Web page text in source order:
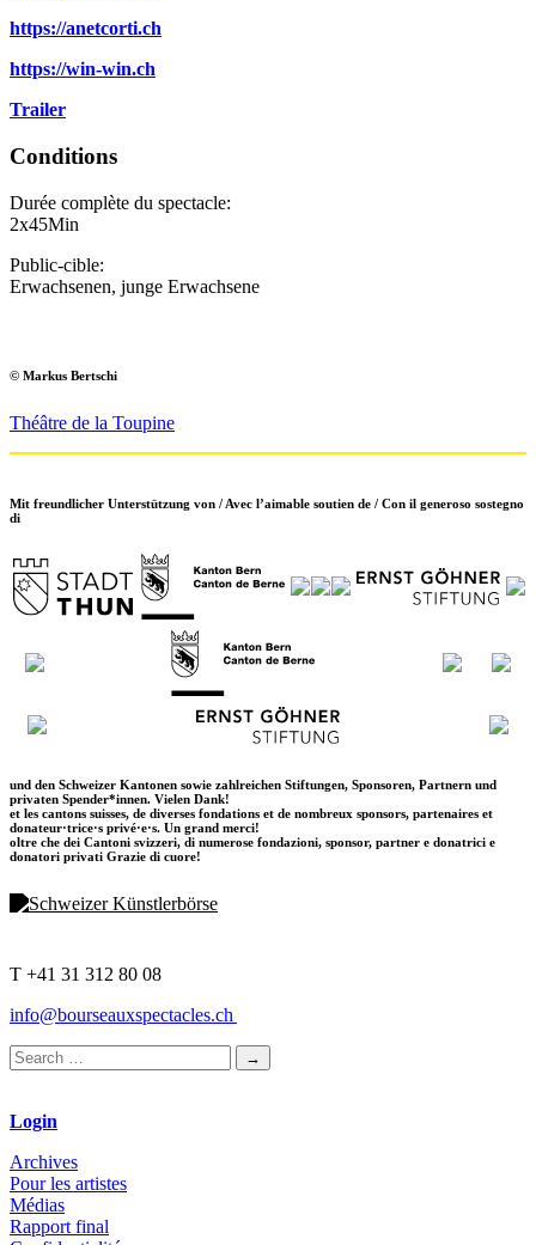
https://anetcorti.ch
https://win-win.ch
Trailer
Conditions
Durée complète du spectacle:
2x45Min
Public-cible:
Erwachsenen, junge Erwachsene
© Markus Bertschi
Théâtre de la Toupine
Mit freundlicher Unterstützung von / Avec l’aimable soutien de / Con il generoso sostegno
di
und den Schweizer Kantonen sowie zahlreichen Stiftungen, Sponsoren, Partnern und
privaten Spender*innen. Vielen Dank!
et les cantons suisses, de diverses fondations et de nombreux sponsors, partenaires et
donateur·trice·s privé·e·s. Un grand merci!
oltre che dei Cantoni svizzeri, di numerose fondazioni, sponsor, partner e donatrici e
donatori privati Grazie di cuore!
T +41 31 312 80 08
info@bourseauxspectacles.ch
Login
Archives
Pour les artistes
Médias
Rapport final